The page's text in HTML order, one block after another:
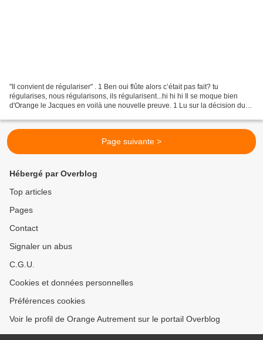
"Il convient de régulariser" . 1 Ben oui flûte alors c’était pas fait? tu
régularises, nous régularisons, ils régularisent...hi hi hi Il se moque bien
d'Orange le Jacques en voilà une nouvelle preuve. 1 Lu sur la décision du
Page suivante >
Hébergé par Overblog
Top articles
Pages
Contact
Signaler un abus
C.G.U.
Cookies et données personnelles
Préférences cookies
Voir le profil de Orange Autrement sur le portail Overblog